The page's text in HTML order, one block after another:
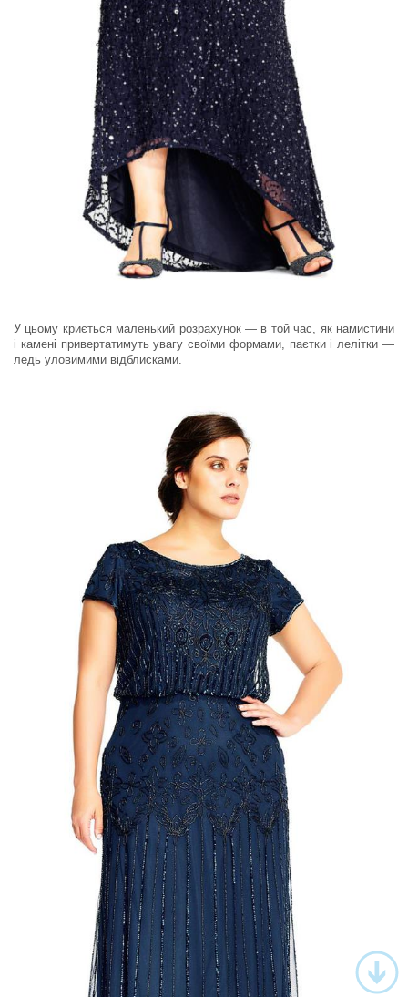
У цьому криється маленький розрахунок — в той час, як намистини
і камені привертатимуть увагу своїми формами, паєтки і лелітки —
ледь уловимими відблисками.